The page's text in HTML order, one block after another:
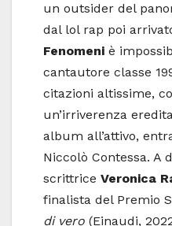
un outsider del
dal lol rap poi
Fenomeni è
cantautore classe
citazioni altissime,
un’irriverenza
album all’attivo,
Niccolò Contessa. A
scrittrice Veronica
finalista del Premio
di vero (Einaudi,